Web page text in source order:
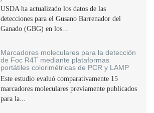
USDA ha actualizado los datos de las
detecciones para el Gusano Barrenador del
Ganado (GBG) en los...
Marcadores moleculares para la detección
de Foc R4T mediante plataformas
portátiles colorimétricas de PCR y LAMP
Este estudio evaluó comparativamente 15
marcadores moleculares previamente publicados
para la...